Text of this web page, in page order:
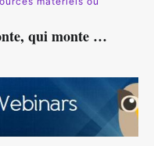
qui monte …